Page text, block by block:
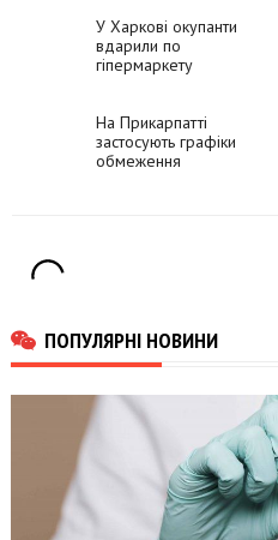
У Харкові окупанти
вдарили по
гіпермаркету
На Прикарпатті
застосують графіки
обмеження
ПОПУЛЯРНІ НОВИНИ